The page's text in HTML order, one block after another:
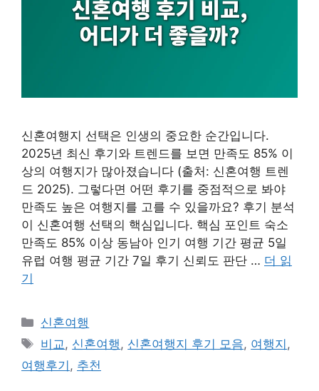
신혼여행지 선택은 인생의 중요한 순간입니다.
2025년 최신 후기와 트렌드를 보면 만족도 85% 이
상의 여행지가 많아졌습니다 (출처: 신혼여행 트렌
드 2025). 그렇다면 어떤 후기를 중점적으로 봐야
만족도 높은 여행지를 고를 수 있을까요? 후기 분석
이 신혼여행 선택의 핵심입니다. 핵심 포인트 숙소
만족도 85% 이상 동남아 인기 여행 기간 평균 5일
유럽 여행 평균 기간 7일 후기 신뢰도 판단 … 더 읽
기
카
테
리
신혼여행
태
그
비교, 신혼여행, 신혼여행지 후기 모음, 여행지 ,
여행후기 , 추천